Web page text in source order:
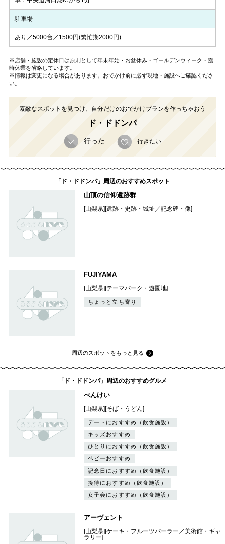
駐車場
あり／5000台／1500円(繁忙期2000円)
※店舗・施設の定休日は原則として年末年始・お盆休み・ゴールデンウィーク・臨
時休業を省略しています。
※情報は変更になる場合があります。おでかけ前に必ず現地・施設へご確認くださ
い。
素敵なスポットを見つけ、自分だけのおでかけプランを作っちゃおう
ド・ドドンパ
行った 行きたい
「ド・ドドンパ」周辺のおすすめスポット
山頂の信仰遺跡群
[山梨県][遺跡・史跡・城址／記念碑・像]
FUJIYAMA
[山梨県][テーマパーク・遊園地]
ちょっと立ち寄り
周辺のスポットをもっと見る
「ド・ドドンパ」周辺のおすすめグルメ
べんけい
[山梨県][そば・うどん]
デートにおすすめ（飲食施設）
キッズおすすめ
ひとりにおすすめ（飲食施設）
ベビーおすすめ
記念日におすすめ（飲食施設）
接待におすすめ（飲食施設）
女子会におすすめ（飲食施設）
アーヴェント
[山梨県][ケーキ・フルーツパーラー／美術館・ギャ
ラリー]